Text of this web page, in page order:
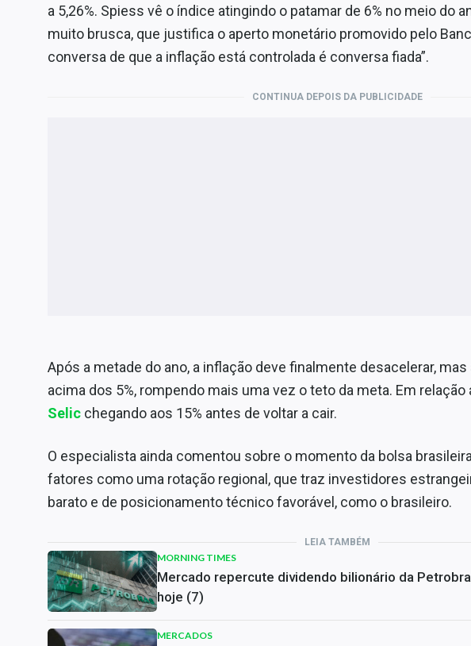
a 5,26%. Spiess vê o índice atingindo o patamar de 6% no meio do
muito brusca, que justifica o aperto monetário promovido pelo
conversa de que a inflação está controlada é conversa fiada”.
CONTINUA DEPOIS DA PUBLICIDADE
Após a metade do ano, a inflação deve finalmente desacelerar,
acima dos 5%, rompendo mais uma vez o teto da meta. Em relação
Selic chegando aos 15% antes de voltar a cair.
O especialista ainda comentou sobre o momento da bolsa
fatores como uma rotação regional, que traz investidores
barato e de posicionamento técnico favorável, como o brasileiro.
LEIA TAMBÉM
MORNING TIMES
Mercado repercute dividendo bilionário da
hoje (7)
MERCADOS